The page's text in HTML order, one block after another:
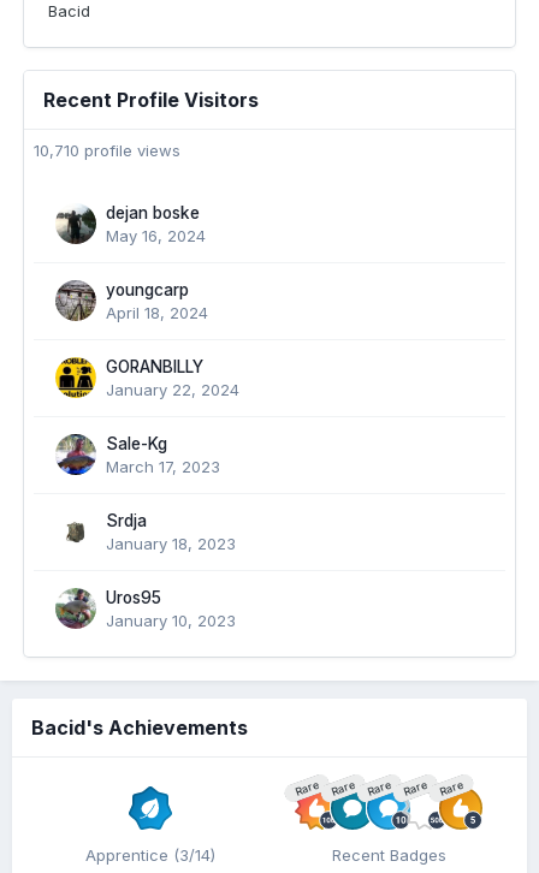
Bacid
Recent Profile Visitors
10,710 profile views
dejan boske
May 16, 2024
youngcarp
April 18, 2024
GORANBILLY
January 22, 2024
Sale-Kg
March 17, 2023
Srdja
January 18, 2023
Uros95
January 10, 2023
Bacid's Achievements
Apprentice (3/14)
Rare Rare Rare Rare Rare
Recent Badges